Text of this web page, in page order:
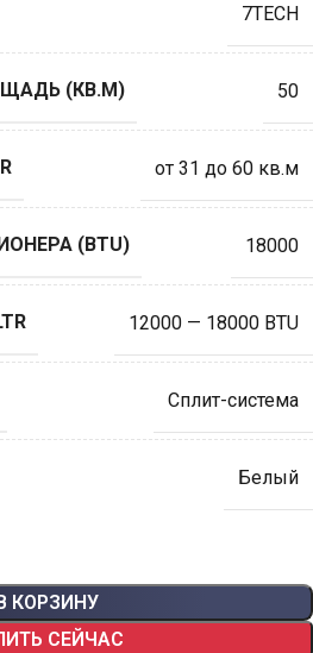
7TECH
(КВ.М) 50
от 31 до 60 кв.м
(BTU) 18000
12000 — 18000 BTU
Сплит-система
Белый
В КОРЗИНУ
СЕЙЧАС